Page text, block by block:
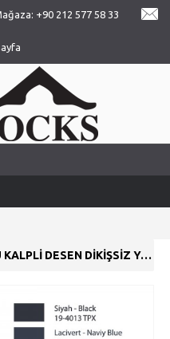
+90 212 577 58 33
Kalpli Desen Dikişsiz Yazlık
AGK2005 BILG BAYAN BAMBU KALPLI DESEN DIKIŞSIZ YAZLIK PATIK ÇORAP